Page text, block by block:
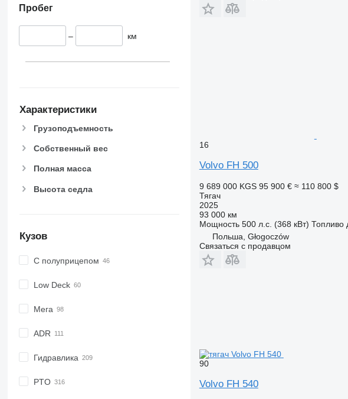
Пробег
– км
Характеристики
Грузоподъемность
Собственный вес
Полная масса
Высота седла
Кузов
С полуприцепом
Low Deck
Мега
ADR
Гидравлика
PTO
16
Volvo FH 500
9 689 000 KGS 95 900 € ≈ 110 800 $
Тягач
2025
93 000 км
Мощность 500 л.с. (368 кВт) Топливо
Польша, Głogoczów
Связаться с продавцом
90
Volvo FH 540